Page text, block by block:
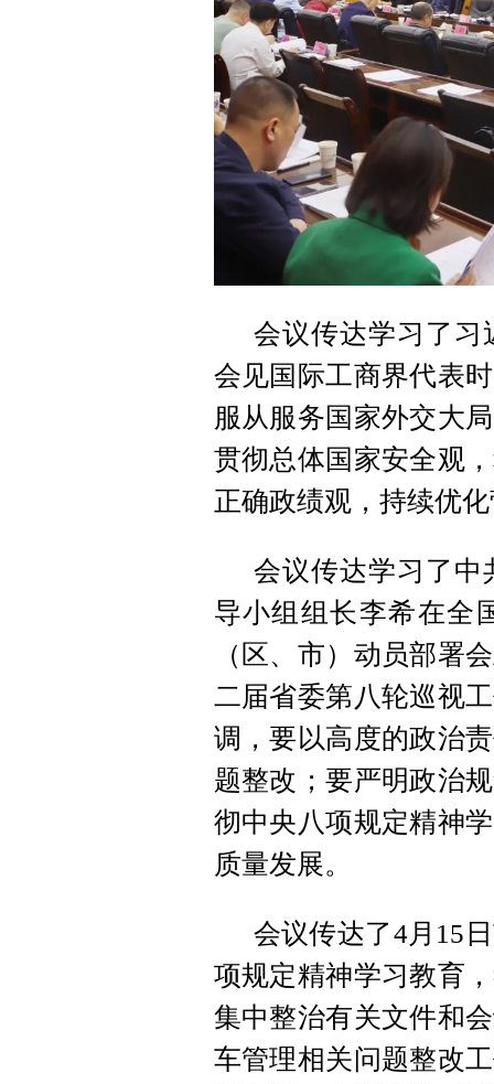
会议传达学习了习
会见国际工商界代表
服从服务国家外交大
贯彻总体国家安全观
正确政绩观，持续优
会议传达学习了中
导小组组长李希在全
（区、市）动员部署
二届省委第八轮巡视
调，要以高度的政治
题整改；要严明政治
彻中央八项规定精神
质量发展。
会议传达了4月15
项规定精神学习教育
集中整治有关文件和
车管理相关问题整改